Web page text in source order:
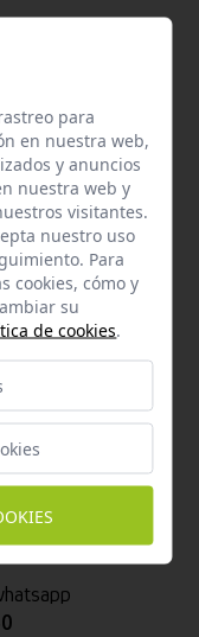
emailpara
en nuestra web,
y anuncios
nuestra web y
visitantes.
nuestro uso
Para
cookies, cómo y
su
de cookies.